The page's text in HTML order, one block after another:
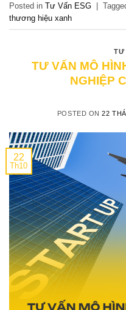
Posted in Tư Vấn ESG |
thương hiệu xanh
TƯ
TƯ VẤN MÔ
NGHIỆP
POSTED ON22
22
Th10